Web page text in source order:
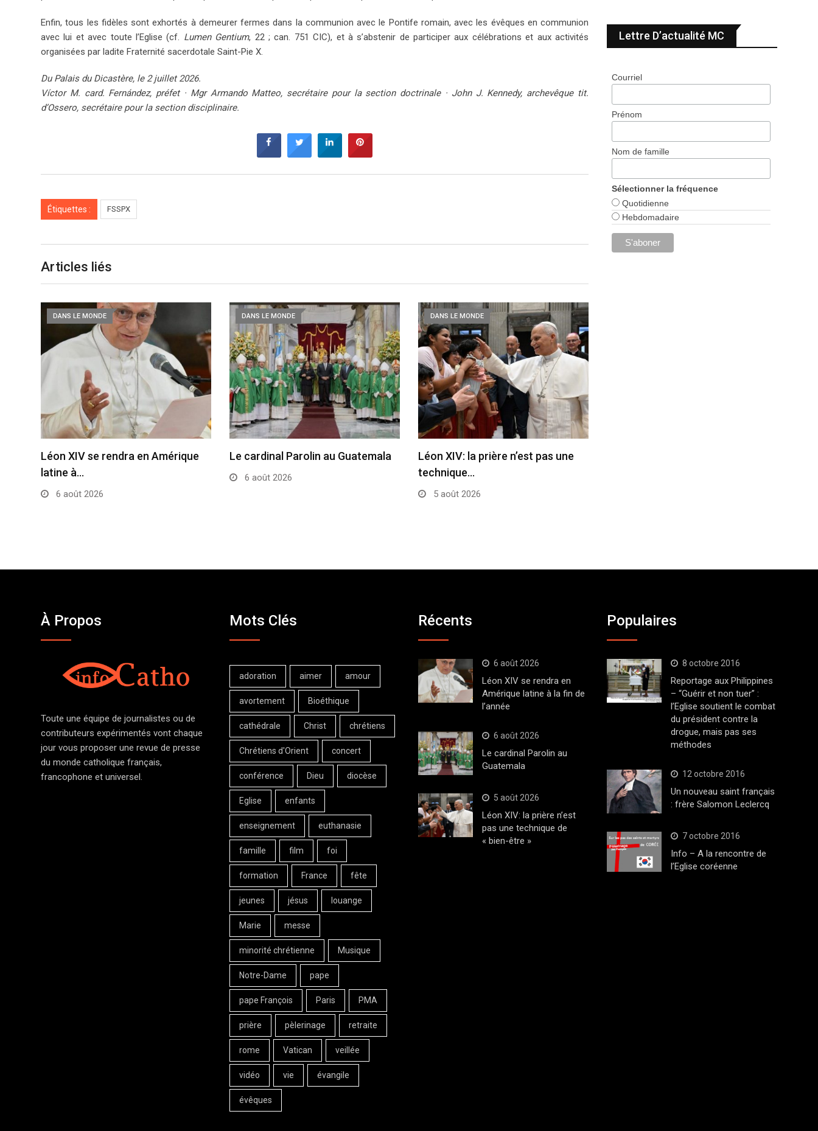
Enfin, tous les fidèles sont exhortés à demeurer fermes dans la communion avec le Pontife romain, avec les évêques en communion
avec lui et avec toute l’Eglise (cf. Lumen Gentium, 22 ; can. 751 CIC), et à s’abstenir de participer aux célébrations et aux activités
organisées par ladite Fraternité sacerdotale Saint-Pie X.
Du Palais du Dicastère, le 2 juillet 2026.
Víctor M. card. Fernández, préfet · Mgr Armando Matteo, secrétaire pour la section doctrinale · John J. Kennedy, archevêque tit.
d’Ossero, secrétaire pour la section disciplinaire.
Étiquettes : FSSPX
Articles liés
DANS LE MONDE
Léon XIV se rendra en Amérique
latine à…
6 août 2026
DANS LE MONDE
Le cardinal Parolin au Guatemala
6 août 2026
DANS LE MONDE
Léon XIV: la prière n’est pas une
technique…
5 août 2026
Lettre D’actualité MC
Courriel
Prénom
Nom de famille
Sélectionner la fréquence
Quotidienne
Hebdomadaire
À Propos
Toute une équipe de journalistes ou de
contributeurs expérimentés vont chaque
jour vous proposer une revue de presse
du monde catholique français,
francophone et universel.
Mots Clés
adoration aimer amour
avortement Bioéthique
cathédrale Christ chrétiens
Chrétiens d'Orient concert
conférence Dieu diocèse
Eglise enfants
enseignement euthanasie
famille film foi
formation France fête
jeunes jésus louange
Marie messe
minorité chrétienne Musique
Notre-Dame pape
pape François Paris PMA
prière pèlerinage retraite
rome Vatican veillée
vidéo vie évangile
évêques
Récents
6 août 2026
Léon XIV se rendra en
Amérique latine à la fin de
l’année
6 août 2026
Le cardinal Parolin au
Guatemala
5 août 2026
Léon XIV: la prière n’est
pas une technique de
« bien-être »
Populaires
8 octobre 2016
Reportage aux Philippines
– “Guérir et non tuer” :
l’Eglise soutient le combat
du président contre la
drogue, mais pas ses
méthodes
12 octobre 2016
Un nouveau saint français
: frère Salomon Leclercq
7 octobre 2016
Info – A la rencontre de
l’Eglise coréenne